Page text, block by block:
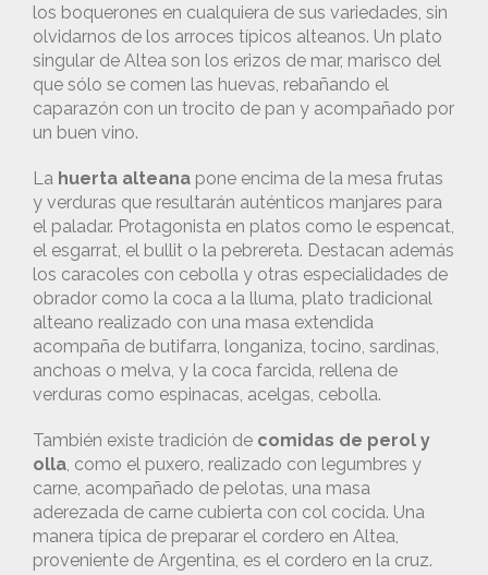
los boquerones en cualquiera de sus variedades, sin
olvidarnos de los arroces típicos alteanos. Un plato
singular de Altea son los erizos de mar, marisco del
que sólo se comen las huevas, rebañando el
caparazón con un trocito de pan y acompañado por
un buen vino.
La huerta alteana pone encima de la mesa frutas
y verduras que resultarán auténticos manjares para
el paladar. Protagonista en platos como le espencat,
el esgarrat, el bullit o la pebrereta. Destacan además
los caracoles con cebolla y otras especialidades de
obrador como la coca a la lluma, plato tradicional
alteano realizado con una masa extendida
acompaña de butifarra, longaniza, tocino, sardinas,
anchoas o melva, y la coca farcida, rellena de
verduras como espinacas, acelgas, cebolla.
También existe tradición de comidas de perol y
olla, como el puxero, realizado con legumbres y
carne, acompañado de pelotas, una masa
aderezada de carne cubierta con col cocida. Una
manera típica de preparar el cordero en Altea,
proveniente de Argentina, es el cordero en la cruz.